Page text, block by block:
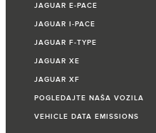
JAGUAR E‑PACE
JAGUAR I‑PACE
JAGUAR F‑TYPE
JAGUAR XE
JAGUAR XF
POGLEDAJTE NAŠA VOZILA
VEHICLE DATA EMISSIONS